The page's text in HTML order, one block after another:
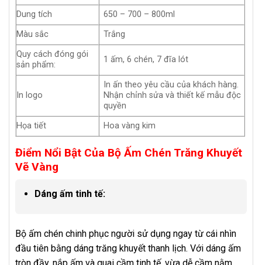
Dung tích
650 – 700 – 800ml
Màu sắc
Trắng
Quy cách đóng gói
sản phẩm:
1 ấm, 6 chén, 7 đĩa lót
In logo
In ấn theo yêu cầu của khách hàng.
Nhận chỉnh sửa và thiết kế mẫu độc
quyền
Họa tiết
Hoa vàng kim
Điểm Nổi Bật Của Bộ Ấm Chén Trăng Khuyết
Vẽ Vàng
Dáng ấm tinh tế:
Bộ ấm chén chinh phục người sử dụng ngay từ cái nhìn
đầu tiên bằng dáng trăng khuyết thanh lịch. Với dáng ấm